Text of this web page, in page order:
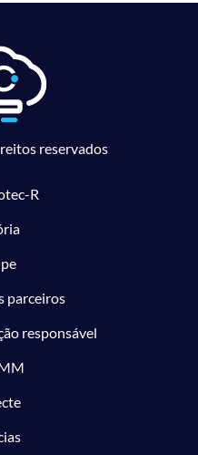
reservados
R
parceiros
responsável